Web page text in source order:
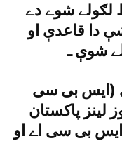
لګولے شوے دے
دا قاعدې او
شوې ـ
(ايس بى سى
لينز پاکستان
بى سى اے او